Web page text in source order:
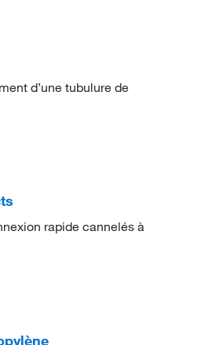
d’une tubulure de
rapide cannelés à